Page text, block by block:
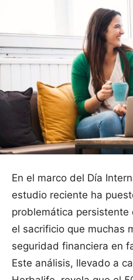
En el marco del Día
estudio reciente ha
problemática persistente
el sacrificio que muchas
seguridad financiera en
Este análisis, llevado a